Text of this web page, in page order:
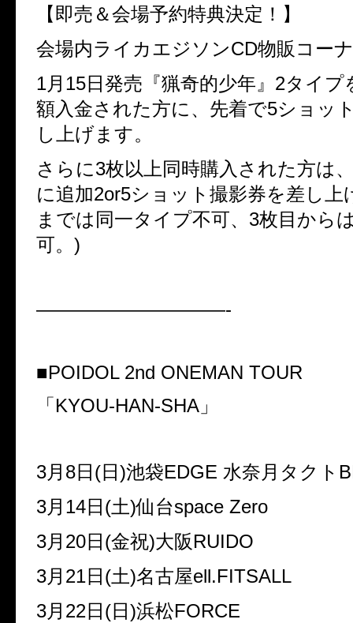
【即売＆会場予約特典決定！】
会場内ライカエジソンCD物販コー
1月 15日発売『猟奇的少年』 2タイプ
額入金された方に、先着で5ショッ
し上げます。
さらに3枚以上同時購入された方は
に追加2or5ショット撮影券を差し上
までは同一タイプ不可、 3枚目から
可。 )
——————————-
■POIDOL 2nd ONEMAN TOUR
「 KYOU-HAN-SHA 」
3月 8日 (日 )池袋EDGE 水奈月タクト
3月 14日 (土)仙台space Zero
3月 20日 (金祝)大阪RUIDO
3月 21日 (土)名古屋ell.FITSALL
3月 22日 (日 )浜松FORCE